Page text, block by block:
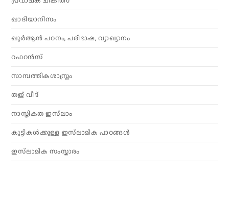
ഖാദിയാനിസം
ഖുർആൻ പഠനം, പരിഭാഷ, വ്യാഖ്യാനം
റഫറൻസ്
സാമ്പത്തികശാസ്ത്രം
തജ് വീദ്
നാസ്തികത ഇസ്‌ലാം
കുട്ടികൾക്കുള്ള ഇസ്‌ലാമിക പാഠങ്ങൾ
ഇസ്‌ലാമിക സംസ്കാരം